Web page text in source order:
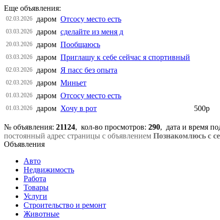
Еще объявления:
02.03.2026 даром Отсосу место есть
03.03.2026 даром сделайте из меня д
20.03.2026 даром Пообщаюсь
03.03.2026 даром Приглашу к себе сейчас я спортивный
02.03.2026 даром Я пасс без опыта
02.03.2026 даром Миньет
01.03.2026 даром Отсосу место есть
01.03.2026 даром Хочу в рот 500р
№ объявления: 21124, кол-во просмотров: 290, дата и время
постоянный адрес страницы с объявлением Познакомлюсь с
Объявления
Авто
Недвижимость
Работа
Товары
Услуги
Строительство и ремонт
Животные